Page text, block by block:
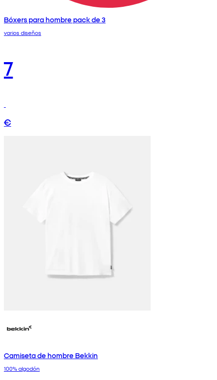
Bóxers para hombre pack de 3
varios diseños
7
€
Camiseta de hombre Bekkin
100% algodón